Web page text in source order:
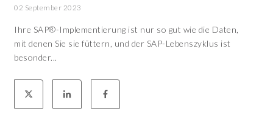
02 September 2023
Ihre SAP®-Implementierung ist nur so gut wie die Daten,
mit denen Sie sie füttern, und der SAP-Lebenszyklus ist
besonder...